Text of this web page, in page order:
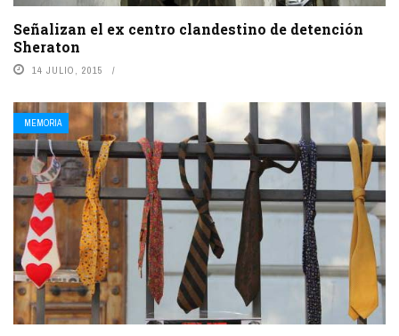
Señalizan el ex centro clandestino de detención
Sheraton
14 JULIO, 2015
MEMORIA